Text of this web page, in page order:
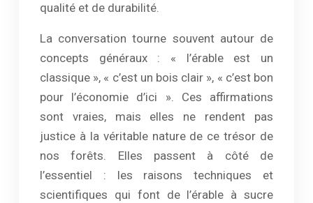
qualité et de durabilité.
La conversation tourne souvent autour de
concepts généraux : « l’érable est un
classique », « c’est un bois clair », « c’est bon
pour l’économie d’ici ». Ces affirmations
sont vraies, mais elles ne rendent pas
justice à la véritable nature de ce trésor de
nos forêts. Elles passent à côté de
l’essentiel : les raisons techniques et
scientifiques qui font de l’érable à sucre